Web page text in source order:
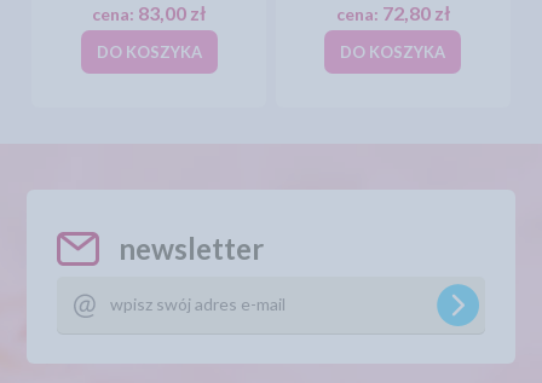
cena: 83,00 zł
DO KOSZYKA
cena: 72,80 zł
DO KOSZYKA
newsletter